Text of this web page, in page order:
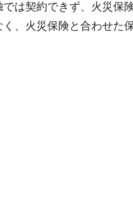
は契約できず、火災保
、火災保険と合わせた